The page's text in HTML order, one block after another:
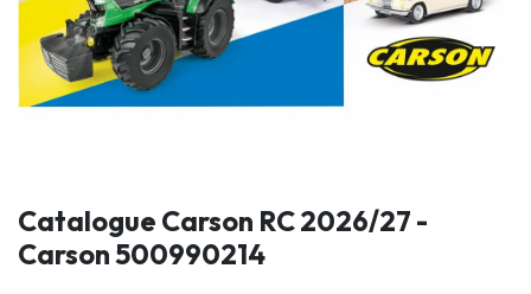
Catalogue Carson RC 2026/27 -
Carson 500990214